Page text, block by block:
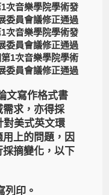
次音樂學院學術發
委員會議修正通過
次音樂學院學術發
委員會議修正通過
1次音樂學院學術
委員會議修正通過
文寫作格式書
求，亦得採
對美式英文環
上的問題，因
摘變化，以下
列印。